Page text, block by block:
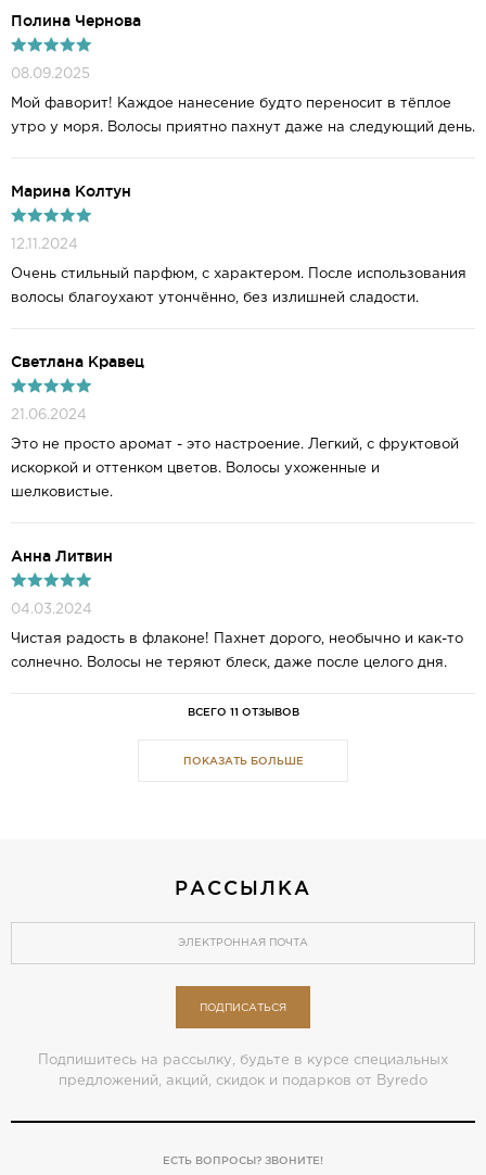
Полина Чернова
08.09.2025
Мой фаворит! Каждое нанесение будто переносит в тёплое
утро у моря. Волосы приятно пахнут даже на следующий день.
Марина Колтун
12.11.2024
Очень стильный парфюм, с характером. После использования
волосы благоухают утончённо, без излишней сладости.
Светлана Кравец
21.06.2024
Это не просто аромат - это настроение. Легкий, с фруктовой
искоркой и оттенком цветов. Волосы ухоженные и
шелковистые.
Анна Литвин
04.03.2024
Чистая радость в флаконе! Пахнет дорого, необычно и как-то
солнечно. Волосы не теряют блеск, даже после целого дня.
ВСЕГО 11 ОТЗЫВОВ
ПОКАЗАТЬ БОЛЬШЕ
РАССЫЛКА
ПОДПИСАТЬСЯ
Подпишитесь на рассылку, будьте в курсе специальных
предложений, акций, скидок и подарков от Byredo
ЕСТЬ ВОПРОСЫ? ЗВОНИТЕ!